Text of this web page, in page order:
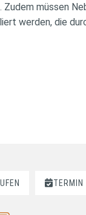
müssen
werden, die
TERMIN